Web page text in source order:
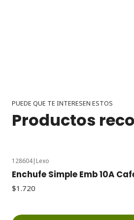
PUEDE QUE TE INTERESEN ESTOS
Productos
128604| Lexo
Enchufe Simple Emb 10A
$1.720